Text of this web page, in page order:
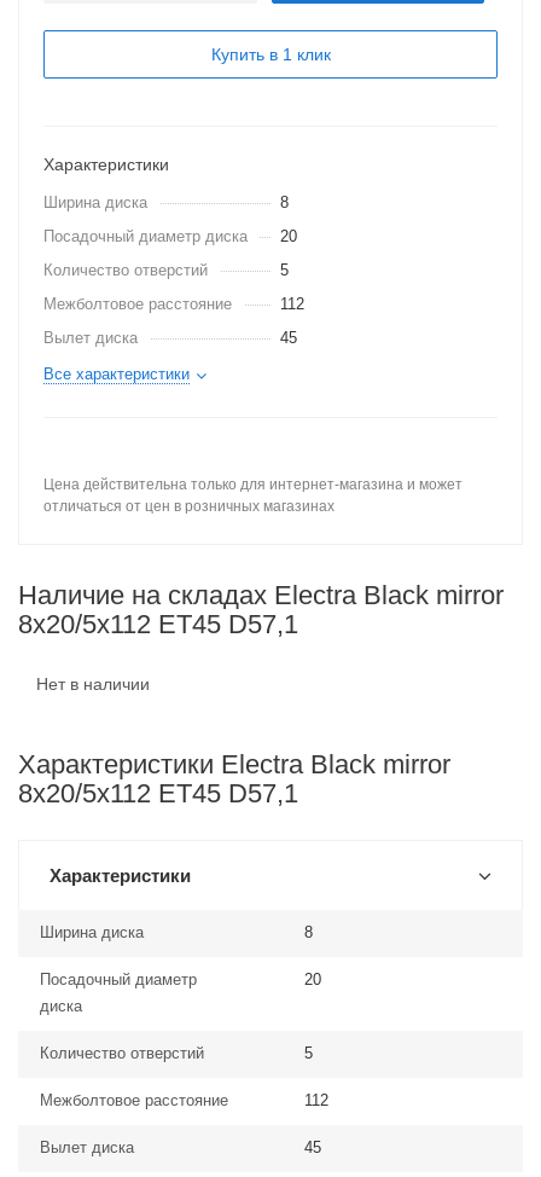
Купить в 1 клик
Характеристики
Ширина диска
8
Посадочный диаметр диска
20
Количество отверстий
5
Межболтовое расстояние
112
Вылет диска
45
Все характеристики
Цена действительна только для интернет-магазина и может
отличаться от цен в розничных магазинах
Наличие на складах Electra Black mirror
8x20/5x112 ET45 D57,1
Нет в наличии
Характеристики Electra Black mirror
8x20/5x112 ET45 D57,1
Характеристики
Ширина диска 8
Посадочный диаметр
диска
20
Количество отверстий 5
Межболтовое расстояние 112
Вылет диска 45